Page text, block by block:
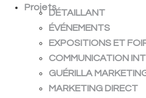
Projets
DÉTAILLANT
ÉVÉNEMENTS
EXPOSITIONS ET
COMMUNICATION
GUÉRILLA
MARKETING DIRECT